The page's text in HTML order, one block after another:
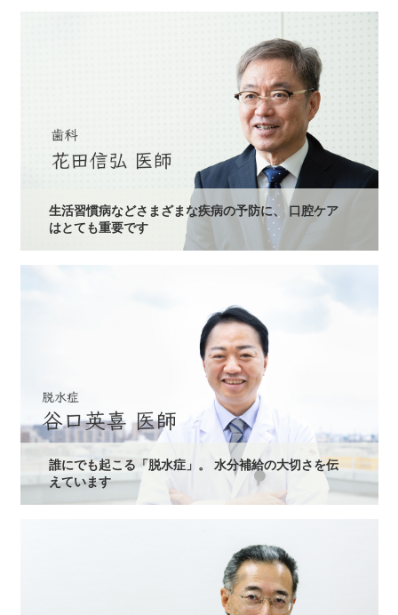
生活習慣病などさまざまな疾病の予防に、 口腔ケア
はとても重要です
誰にでも起こる「脱水症」。 水分補給の大切さを伝
えています